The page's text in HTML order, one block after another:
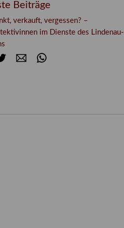
Beiträge
verkauft, vergessen? –
im Dienste des Lindenau-
Twitter E-mail